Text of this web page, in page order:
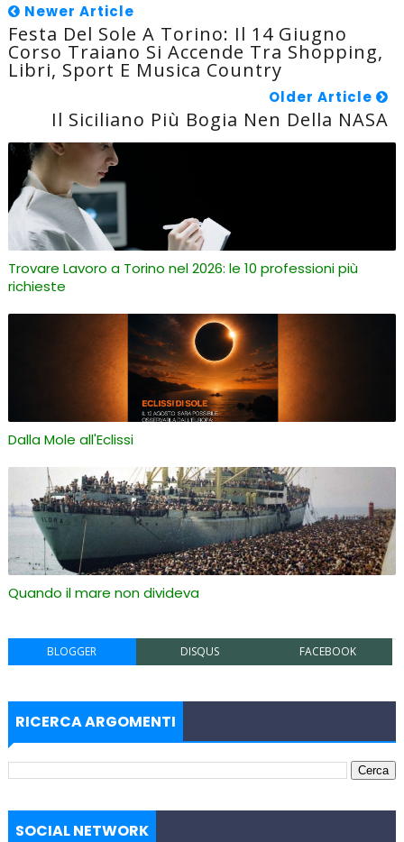
Newer Article
Festa Del Sole A Torino: Il 14 Giugno
Corso Traiano Si Accende Tra Shopping,
Libri, Sport E Musica Country
Older Article
Il Siciliano Più Bogia Nen Della NASA
Trovare Lavoro a Torino nel 2026: le 10 professioni più
richieste
Dalla Mole all'Eclissi
Quando il mare non divideva
BLOGGER DISQUS FACEBOOK
RICERCA ARGOMENTI
SOCIAL NETWORK